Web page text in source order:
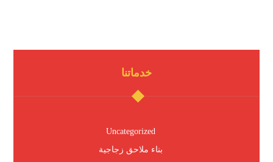
خدماتنا
Uncategorized
بناء ملاحق زجاجية